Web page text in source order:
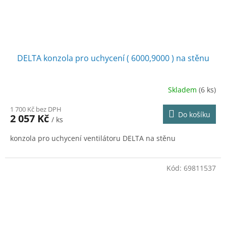
DELTA konzola pro uchycení ( 6000,9000 ) na stěnu
Skladem (6 ks)
1 700 Kč bez DPH
2 057 Kč / ks
Do košíku
konzola pro uchycení ventilátoru DELTA na stěnu
Kód: 69811537